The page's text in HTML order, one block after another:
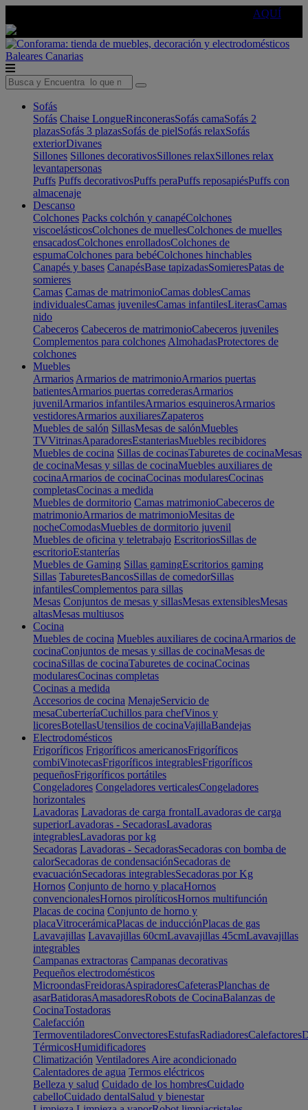
AQUÍ
Baleares Canarias
Sofás
Sofás Chaise LongueRinconerasSofás camaSofás 2
plazasSofás 3 plazasSofás de pielSofás relaxSofás
exteriorDivanes
Sillones Sillones decorativosSillones relaxSillones relax
levantapersonas
Puffs Puffs decorativosPuffs peraPuffs reposapiésPuffs con
almacenaje
Descanso
Colchones Packs colchón y canapéColchones
viscoelásticosColchones de muellesColchones de muelles
ensacadosColchones enrolladosColchones de
espumaColchones para bebéColchones hinchables
Canapés y bases CanapésBase tapizadasSomieresPatas de
somieres
Camas Camas de matrimonioCamas doblesCamas
individualesCamas juvenilesCamas infantilesLiterasCamas
nido
Cabeceros Cabeceros de matrimonioCabeceros juveniles
Complementos para colchones AlmohadasProtectores de
colchones
Muebles
Armarios Armarios de matrimonioArmarios puertas
batientesArmarios puertas correderasArmarios
juvenilArmarios infantilesArmarios esquinerosArmarios
vestidoresArmarios auxiliaresZapateros
Muebles de salón SillasMesas de salónMuebles
TVVitrinasAparadoresEstanteriasMuebles recibidores
Muebles de cocina Sillas de cocinasTaburetes de cocinaMesas
de cocinaMesas y sillas de cocinaMuebles auxiliares de
cocinaArmarios de cocinaCocinas modularesCocinas
completasCocinas a medida
Muebles de dormitorio Camas matrimonioCabeceros de
matrimonioArmarios de matrimonioMesitas de
nocheComodasMuebles de dormitorio juvenil
Muebles de oficina y teletrabajo EscritoriosSillas de
escritorioEstanterías
Muebles de Gaming Sillas gamingEscritorios gaming
Sillas TaburetesBancosSillas de comedorSillas
infantilesComplementos para sillas
Mesas Conjuntos de mesas y sillasMesas extensiblesMesas
altasMesas multiusos
Cocina
Muebles de cocina Muebles auxiliares de cocinaArmarios de
cocinaConjuntos de mesas y sillas de cocinaMesas de
cocinaSillas de cocinaTaburetes de cocinaCocinas
modularesCocinas completas
Cocinas a medida
Accesorios de cocina MenajeServicio de
mesaCuberteríaCuchillos para chefVinos y
licoresBotellasUtensilios de cocinaVajillaBandejas
Electrodomésticos
Frigoríficos Frigoríficos americanosFrigoríficos
combiVinotecasFrigoríficos integrablesFrigoríficos
pequeñosFrigoríficos portátiles
Congeladores Congeladores verticalesCongeladores
horizontales
Lavadoras Lavadoras de carga frontalLavadoras de carga
superiorLavadoras - SecadorasLavadoras
integrablesLavadoras por kg
Secadoras Lavadoras - SecadorasSecadoras con bomba de
calorSecadoras de condensaciónSecadoras de
evacuaciónSecadoras integrablesSecadoras por Kg
Hornos Conjunto de horno y placaHornos
convencionalesHornos pirolíticosHornos multifunción
Placas de cocina Conjunto de horno y
placaVitrocerámicaPlacas de inducciónPlacas de gas
Lavavajillas Lavavajillas 60cmLavavajillas 45cmLavavajillas
integrables
Campanas extractoras Campanas decorativas
Pequeños electrodomésticos
MicroondasFreidorasAspiradoresCafeterasPlanchas de
asarBatidorasAmasadoresRobots de CocinaBalanzas de
CocinaTostadoras
Calefacción
TermoventiladoresConvectoresEstufasRadiadoresCalefactores
TérmicosHumidificadores
Climatización Ventiladores Aire acondicionado
Calentadores de agua Termos eléctricos
Belleza y salud Cuidado de los hombresCuidado
cabelloCuidado dentalSalud y bienestar